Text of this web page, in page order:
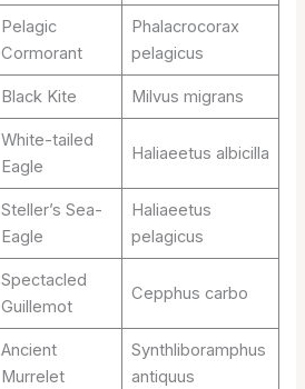
Pelagic
Cormorant
Phalacrocorax
pelagicus
Black Kite Milvus migrans
White-tailed
Eagle
Haliaeetus albicilla
Steller’s Sea-
Eagle
Haliaeetus
pelagicus
Spectacled
Guillemot
Cepphus carbo
Ancient
Murrelet
Synthliboramphus
antiquus